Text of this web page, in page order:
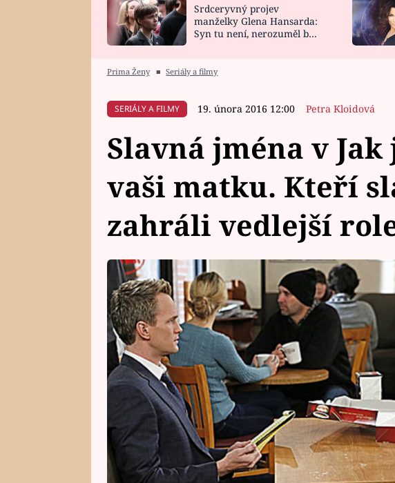
HOROSKOP NA
CELEBRITY
VAŘENÍ
Srdceryvný projev
manželky Glena Hansarda:
Syn tu není, nerozuměl by
Prima Ženy ■ Seriály a filmy
SERIÁLY A FILMY 19. února 2016 12:00 Petra Kloidová
Slavná jména v
vaši matku. Kteří
zahráli vedlejší